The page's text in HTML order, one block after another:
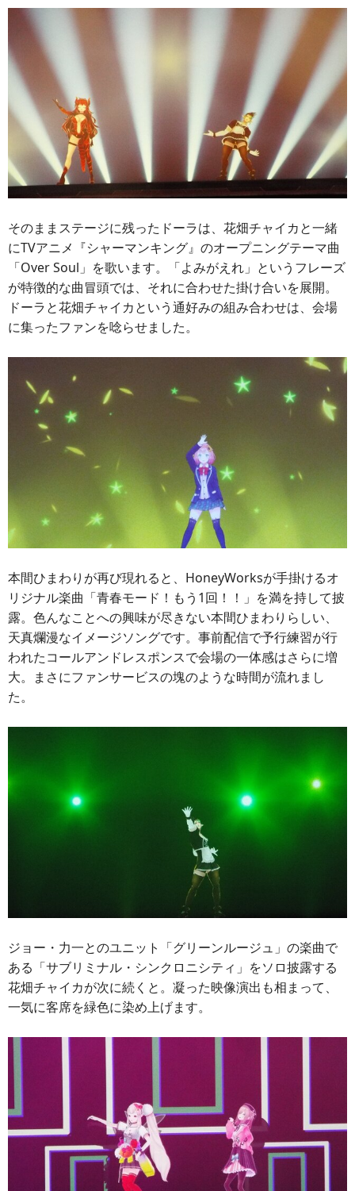
そのままステージに残ったドーラは、花畑チャイカと一緒
にTVアニメ『シャーマンキング』のオープニングテーマ曲
「Over Soul」を歌います。「よみがえれ」というフレーズ
が特徴的な曲冒頭では、それに合わせた掛け合いを展開。
ドーラと花畑チャイカという通好みの組み合わせは、会場
に集ったファンを唸らせました。
本間ひまわりが再び現れると、HoneyWorksが手掛けるオ
リジナル楽曲「青春モード！もう1回！！」を満を持して披
露。色んなことへの興味が尽きない本間ひまわりらしい、
天真爛漫なイメージソングです。事前配信で予行練習が行
われたコールアンドレスポンスで会場の一体感はさらに増
大。まさにファンサービスの塊のような時間が流れまし
た。
ジョー・力一とのユニット「グリーンルージュ」の楽曲で
ある「サブリミナル・シンクロニシティ」をソロ披露する
花畑チャイカが次に続くと。凝った映像演出も相まって、
一気に客席を緑色に染め上げます。